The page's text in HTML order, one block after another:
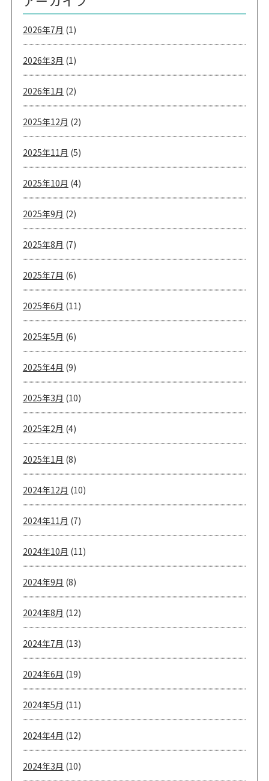
2026年7月 (1)
2026年3月 (1)
2026年1月 (2)
2025年12月 (2)
2025年11月 (5)
2025年10月 (4)
2025年9月 (2)
2025年8月 (7)
2025年7月 (6)
2025年6月 (11)
2025年5月 (6)
2025年4月 (9)
2025年3月 (10)
2025年2月 (4)
2025年1月 (8)
2024年12月 (10)
2024年11月 (7)
2024年10月 (11)
2024年9月 (8)
2024年8月 (12)
2024年7月 (13)
2024年6月 (19)
2024年5月 (11)
2024年4月 (12)
2024年3月 (10)